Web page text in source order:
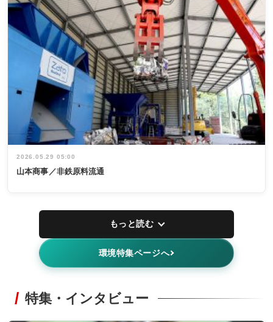
2026.05.29 05:00
山本商事／非鉄原料流通
もっと読む
環境特集ページへ
特集・インタビュー